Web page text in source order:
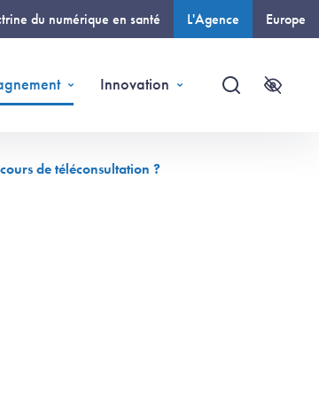
du numérique en santé L'Agence Europe
Innovation
Recherche
de téléconsultation ?